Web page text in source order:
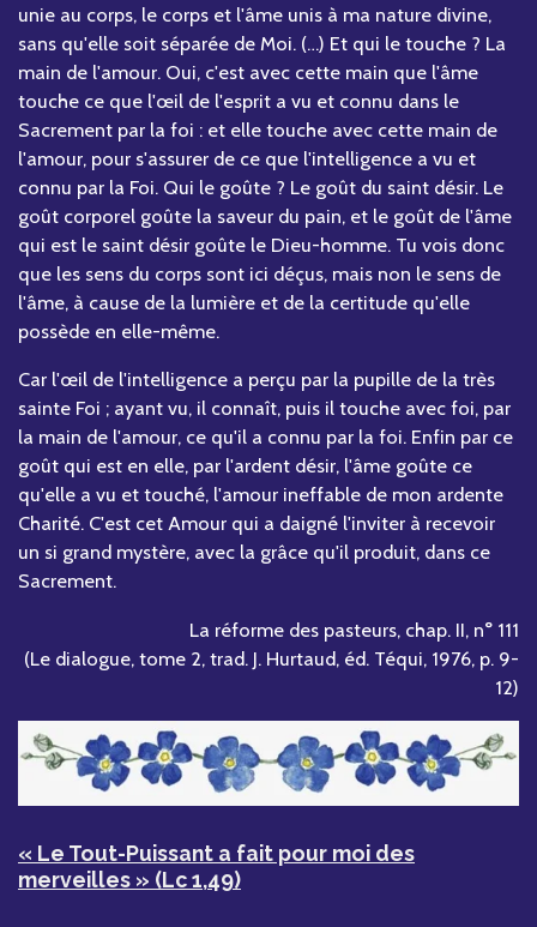
unie au corps, le corps et l'âme unis à ma nature divine,
sans qu'elle soit séparée de Moi. (…) Et qui le touche ? La
main de l'amour. Oui, c'est avec cette main que l'âme
touche ce que l'œil de l'esprit a vu et connu dans le
Sacrement par la foi : et elle touche avec cette main de
l'amour, pour s'assurer de ce que l'intelligence a vu et
connu par la Foi. Qui le goûte ? Le goût du saint désir. Le
goût corporel goûte la saveur du pain, et le goût de l'âme
qui est le saint désir goûte le Dieu-homme. Tu vois donc
que les sens du corps sont ici déçus, mais non le sens de
l'âme, à cause de la lumière et de la certitude qu'elle
possède en elle-même.
Car l'œil de l'intelligence a perçu par la pupille de la très
sainte Foi ; ayant vu, il connaît, puis il touche avec foi, par
la main de l'amour, ce qu'il a connu par la foi. Enfin par ce
goût qui est en elle, par l'ardent désir, l'âme goûte ce
qu'elle a vu et touché, l'amour ineffable de mon ardente
Charité. C'est cet Amour qui a daigné l'inviter à recevoir
un si grand mystère, avec la grâce qu'il produit, dans ce
Sacrement.
La réforme des pasteurs, chap. II, n° 111
(Le dialogue, tome 2, trad. J. Hurtaud, éd. Téqui, 1976, p. 9-
12)
« Le Tout-Puissant a fait pour moi des
merveilles » (Lc 1,49)